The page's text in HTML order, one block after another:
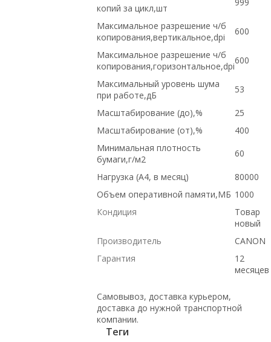
копий за цикл,шт
Максимальное разрешение ч/б
копирования,вертикальное,dpi
600
Максимальное разрешение ч/б
копирования,горизонтальное,dpi
600
Максимальный уровень шума
при работе,дБ
53
Масштабирование (до),%
25
Масштабирование (от),%
400
Минимальная плотность
бумаги,г/м2
60
Нагрузка (А4, в месяц)
80000
Объем оперативной памяти,МБ 1000
Кондиция
Товар
новый
Производитель
CANON
Гарантия
12
месяцев
Самовывоз, доставка курьером,
доставка до нужной транспортной
компании.
Теги